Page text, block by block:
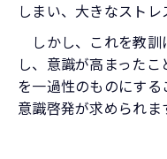
しまい、大きなストレ
しかし、これを教訓
し、意識が高まった
を一過性のものにす
意識啓発が求められま